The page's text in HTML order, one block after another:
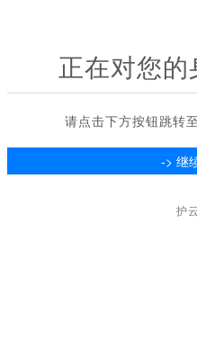
正在对您
请点击下方按钮跳转
护